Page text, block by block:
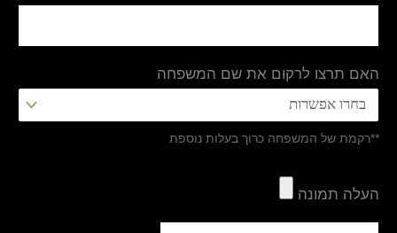
האם תרצו לרקום את שם המשפחה
**רקמת של המשפחה כרוך בעלות נוספת
העלה תמונה